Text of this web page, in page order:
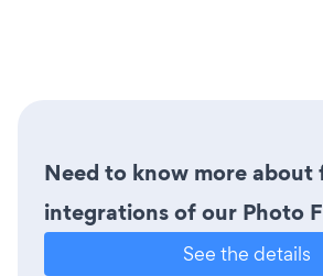
Need to know more about
integrations of our Photo
See the details